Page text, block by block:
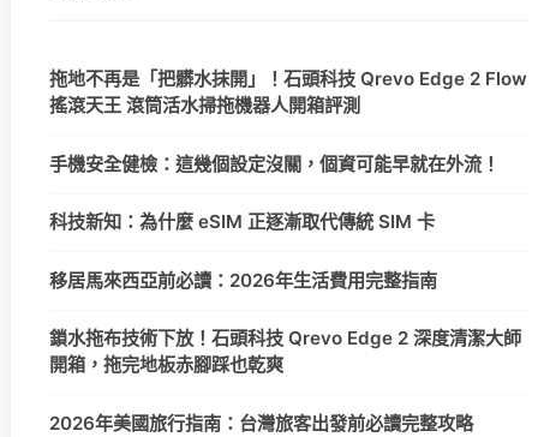
拖地不再是「把髒水抹開」！石頭科技 Qrevo Edge 2 Flow
搖滾天王 滾筒活水掃拖機器人開箱評測
手機安全健檢：這幾個設定沒關，個資可能早就在外流！
科技新知：為什麼 eSIM 正逐漸取代傳統 SIM 卡
移居馬來西亞前必讀：2026年生活費用完整指南
鎖水拖布技術下放！石頭科技 Qrevo Edge 2 深度清潔大師
開箱，拖完地板赤腳踩也乾爽
2026年美國旅行指南：台灣旅客出發前必讀完整攻略